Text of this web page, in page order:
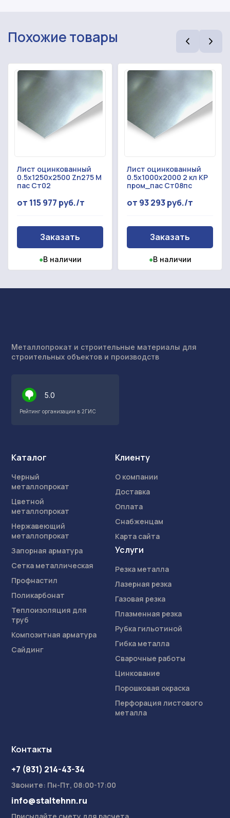
Похожие товары
Лист оцинкованный
0.5x1250x2500 Zn275 М
пас Ст02
от 115 977 руб./т
Заказать
●В наличии
Лист оцинкованный
0.5x1000x2000 2 кл КР
пром_пас Ст08пс
от 93 293 руб./т
Заказать
●В наличии
Металлопрокат и строительные материалы для
строительных объектов и производств
5.0
Рейтинг организации в 2ГИС
Каталог
Черный
металлопрокат
Цветной
металлопрокат
Нержавеющий
металлопрокат
Запорная арматура
Сетка металлическая
Профнастил
Поликарбонат
Теплоизоляция для
труб
Композитная арматура
Сайдинг
Клиенту
О компании
Доставка
Оплата
Снабженцам
Карта сайта
Услуги
Резка металла
Лазерная резка
Газовая резка
Плазменная резка
Рубка гильотиной
Гибка металла
Сварочные работы
Цинкование
Порошковая окраска
Перфорация листового
металла
Контакты
+7 (831) 214-43-34
Звоните: Пн-Пт, 08:00-17:00
info@staltehnn.ru
Присылайте смету для расчета